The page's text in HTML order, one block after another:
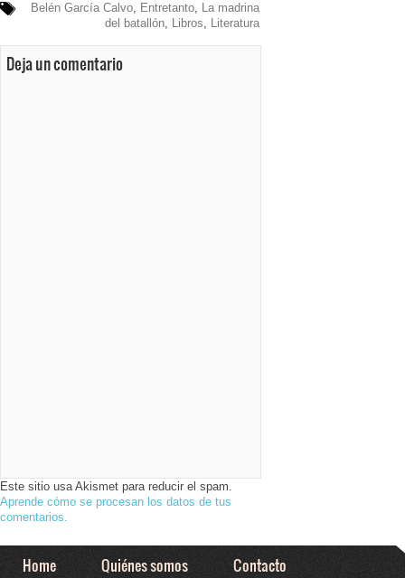
Belén García Calvo, Entretanto, La madrina
del batallón, Libros, Literatura
Deja un comentario
Este sitio usa Akismet para reducir el spam.
Aprende cómo se procesan los datos de tus
comentarios.
Home Quiénes somos Contacto